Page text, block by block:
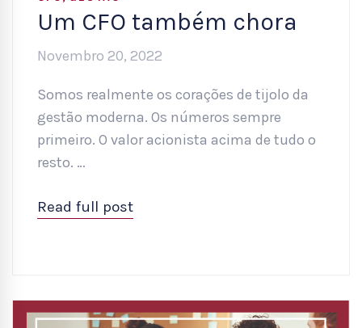
Um CFO também chora
Novembro 20, 2022
Somos realmente os corações de tijolo da
gestão moderna. Os números sempre
primeiro. O valor acionista acima de tudo o
resto. …
Read full post